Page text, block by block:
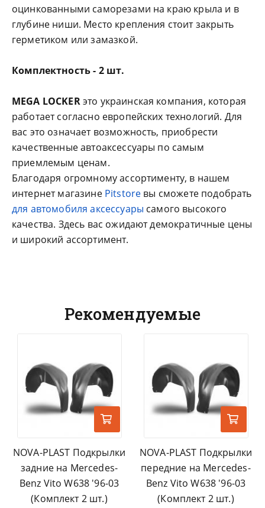
оцинкованными саморезами на краю крыла и в
глубине ниши. Место крепления стоит закрыть
герметиком или замазкой.
Комплектность - 2 шт.
MEGA LOCKERэто украинская компания, которая
работает согласно европейских технологий. Для
вас это означает возможность, приобрести
качественные автоаксессуары по самым
приемлемым ценам.
Благодаря огромному ассортименту, в нашем
интернет магазине Pitstore вы сможете подобрать
для автомобиля аксессуары самого высокого
качества. Здесь вас ожидают демократичные цены
и широкий ассортимент.
Рекомендуемые
NOVA-PLAST Подкрылки
задние на Mercedes-
Benz Vito W638 '96-03
(Комплект 2 шт.)
NOVA-PLAST Подкрылки
передние на Mercedes-
Benz Vito W638 '96-03
(Комплект 2 шт.)